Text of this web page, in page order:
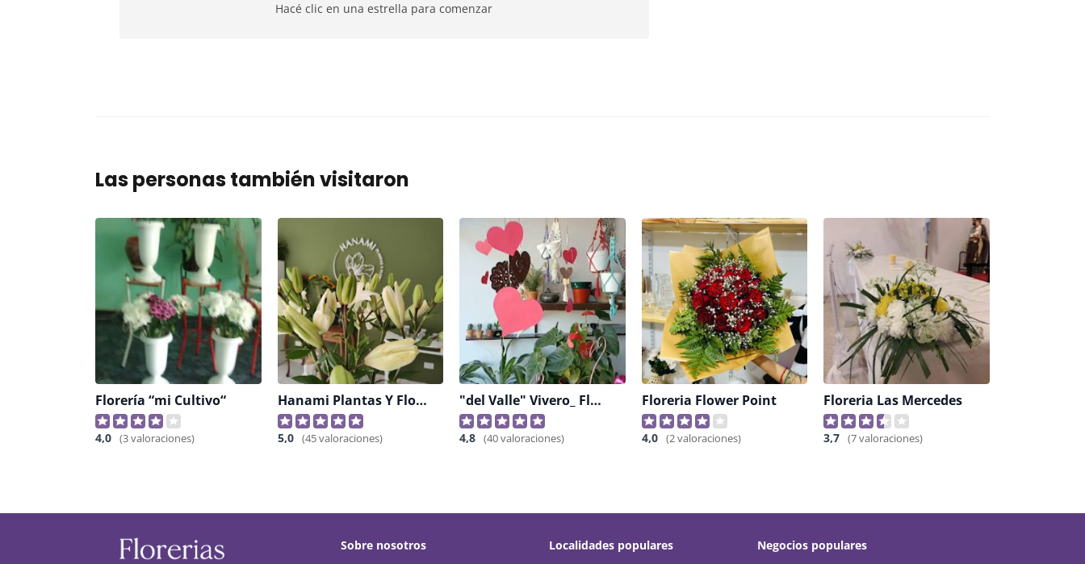
Hacé clic en una estrella para comenzar
Las personas también visitaron
Florería “mi Cultivo“
4,0 (3 valoraciones)
Hanami Plantas Y Flores
5,0 (45 valoraciones)
"del Valle" Vivero_ Florería_tienda Deco
4,8 (40 valoraciones)
Floreria Flower Point
4,0 (2 valoraciones)
Floreria Las Mercedes
3,7 (7 valoraciones)
Sobre nosotros Localidades populares Negocios populares